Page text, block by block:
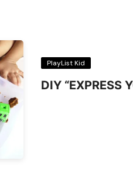
PlayList Kid
DIY “EXPRESS